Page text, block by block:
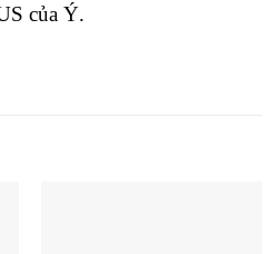
của Ý.